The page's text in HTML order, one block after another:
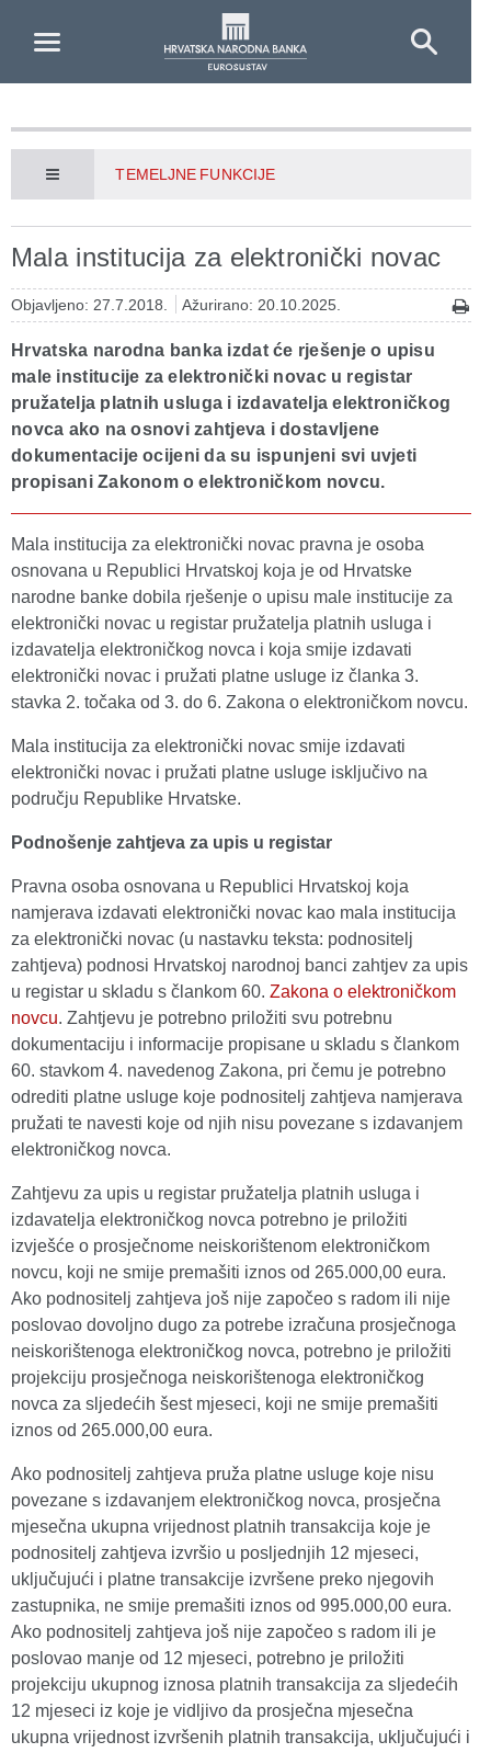
TEMELJNE FUNKCIJE
Mala institucija za elektronički novac
Objavljeno: 27.7.2018. Ažurirano: 20.10.2025.
Hrvatska narodna banka izdat će rješenje o upisu
male institucije za elektronički novac u registar
pružatelja platnih usluga i izdavatelja elektroničkog
novca ako na osnovi zahtjeva i dostavljene
dokumentacije ocijeni da su ispunjeni svi uvjeti
propisani Zakonom o elektroničkom novcu.
Mala institucija za elektronički novac pravna je osoba
osnovana u Republici Hrvatskoj koja je od Hrvatske
narodne banke dobila rješenje o upisu male institucije za
elektronički novac u registar pružatelja platnih usluga i
izdavatelja elektroničkog novca i koja smije izdavati
elektronički novac i pružati platne usluge iz članka 3.
stavka 2. točaka od 3. do 6. Zakona o elektroničkom novcu.
Mala institucija za elektronički novac smije izdavati
elektronički novac i pružati platne usluge isključivo na
području Republike Hrvatske.
Podnošenje zahtjeva za upis u registar
Pravna osoba osnovana u Republici Hrvatskoj koja
namjerava izdavati elektronički novac kao mala institucija
za elektronički novac (u nastavku teksta: podnositelj
zahtjeva) podnosi Hrvatskoj narodnoj banci zahtjev za upis
u registar u skladu s člankom 60. Zakona o elektroničkom
novcu. Zahtjevu je potrebno priložiti svu potrebnu
dokumentaciju i informacije propisane u skladu s člankom
60. stavkom 4. navedenog Zakona, pri čemu je potrebno
odrediti platne usluge koje podnositelj zahtjeva namjerava
pružati te navesti koje od njih nisu povezane s izdavanjem
elektroničkog novca.
Zahtjevu za upis u registar pružatelja platnih usluga i
izdavatelja elektroničkog novca potrebno je priložiti
izvješće o prosječnome neiskorištenom elektroničkom
novcu, koji ne smije premašiti iznos od 265.000,00 eura.
Ako podnositelj zahtjeva još nije započeo s radom ili nije
poslovao dovoljno dugo za potrebe izračuna prosječnoga
neiskorištenoga elektroničkog novca, potrebno je priložiti
projekciju prosječnoga neiskorištenoga elektroničkog
novca za sljedećih šest mjeseci, koji ne smije premašiti
iznos od 265.000,00 eura.
Ako podnositelj zahtjeva pruža platne usluge koje nisu
povezane s izdavanjem elektroničkog novca, prosječna
mjesečna ukupna vrijednost platnih transakcija koje je
podnositelj zahtjeva izvršio u posljednjih 12 mjeseci,
uključujući i platne transakcije izvršene preko njegovih
zastupnika, ne smije premašiti iznos od 995.000,00 eura.
Ako podnositelj zahtjeva još nije započeo s radom ili je
poslovao manje od 12 mjeseci, potrebno je priložiti
projekciju ukupnog iznosa platnih transakcija za sljedećih
12 mjeseci iz koje je vidljivo da prosječna mjesečna
ukupna vrijednost izvršenih platnih transakcija, uključujući i